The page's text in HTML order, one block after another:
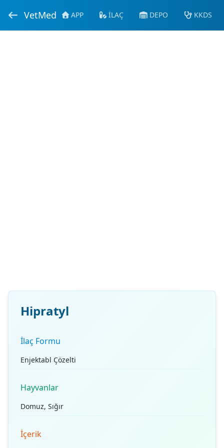
VetMed APP İLAÇ DEPO KKDS
Hipratyl
İlaç Formu
Enjektabl Çözelti
Hayvanlar
Domuz, Sığır
İçerik